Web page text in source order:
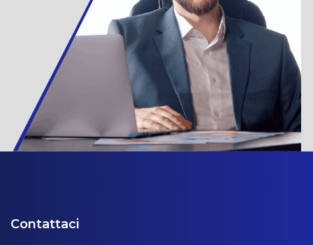
Contattaci